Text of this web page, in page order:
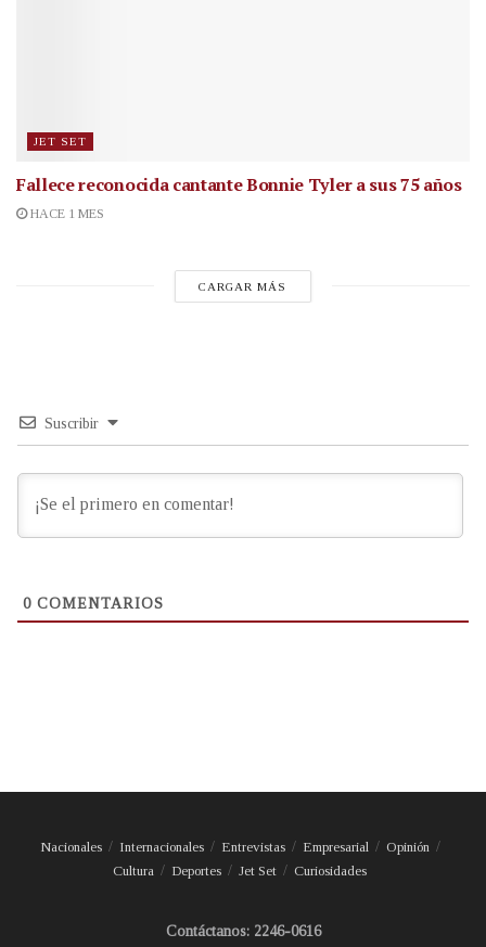
JET SET
Fallece reconocida cantanteBonnie Tyler a sus 75 años
HACE 1 MES
CARGAR MÁS
Suscribir
0 COMENTARIOS
Nacionales Internacionales Entrevistas Empresarial
Opinión
Cultura
Deportes Jet Set Curiosidades
Contáctanos: 2246-0616